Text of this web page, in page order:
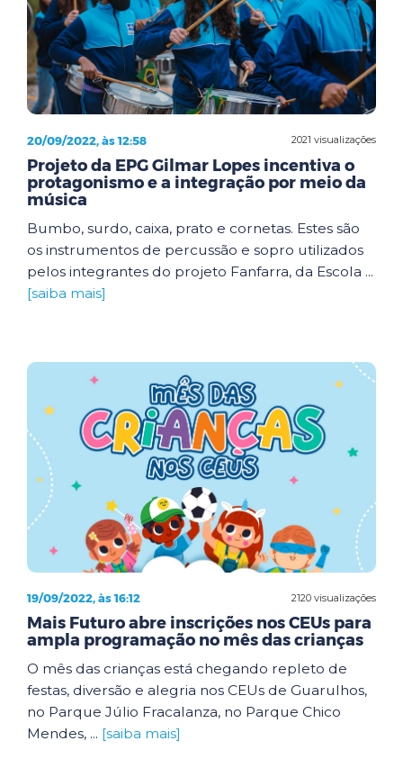
2021 visualizações
20/09/2022, às 12:58
Projeto da EPG Gilmar Lopes incentiva o
protagonismo e a integração por meio da
música
Bumbo, surdo, caixa, prato e cornetas. Estes são
os instrumentos de percussão e sopro utilizados
pelos integrantes do projeto Fanfarra, da Escola ...
[saiba mais]
2120 visualizações
19/09/2022, às 16:12
Mais Futuro abre inscrições nos CEUs para
ampla programação no mês das crianças
O mês das crianças está chegando repleto de
festas, diversão e alegria nos CEUs de Guarulhos,
no Parque Júlio Fracalanza, no Parque Chico
Mendes, ... [saiba mais]